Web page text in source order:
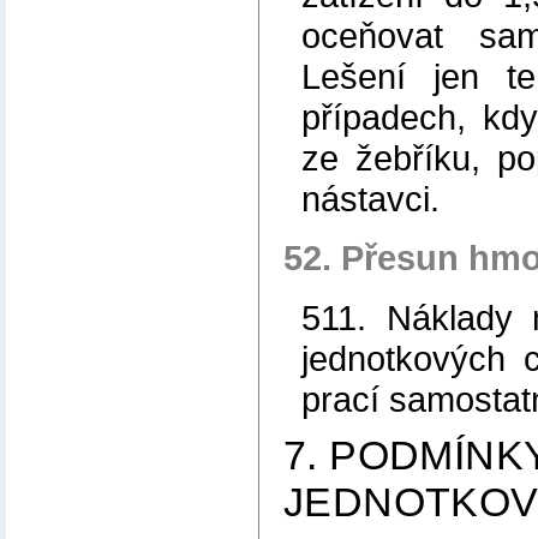
oceňovat
Lešení jen
případech,
ze žebříku,
nástavci.
52. Přesun
511. Náklady
jednotkových
prací
7.